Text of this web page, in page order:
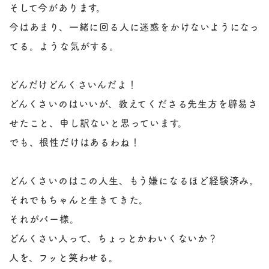
そして今があります。
今はあまり、一緒に回る人に迷惑をかけないようになっ
てる。ような気がする。
どんだけどんくさいんだよ！
どんくさいのはいいが、教えてくださる先生方を辟易さ
せたこと、申し訳ないと思っています。
でも、根性だけはあるわね！
どんくさいのはこの人生、もう嫌になるほど経験済み。
それでもちゃんと生きてきた。
それがバー様。
どんくさい人って、ちょっとかわいくないか？
人を、フッと笑わせる。